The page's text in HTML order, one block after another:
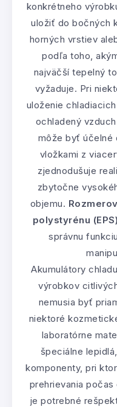
konkrétneho
uložiť do bočných
horných vrstiev
podľa toho,
najväčší tepelný
vyžaduje. Pri
uloženie
ochladený
môže byť účelné
vložkami z
zjednodušuje
zbytočne
objemu.
polystyrénu (EPS)
správnu
Akumulátory
výrobkov
nemusia byť
niektoré
laboratórne
špeciálne
komponenty, pri
prehrievania
je potrebné